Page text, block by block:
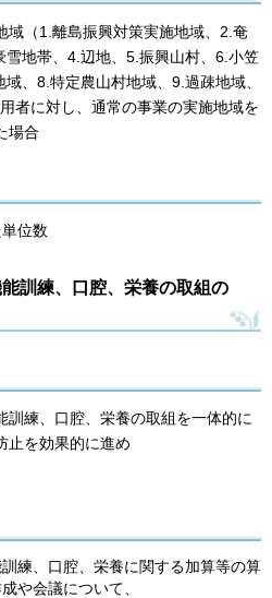
（1.離島振興対策実施地域、2.奄
地帯、4.辺地、5.振興山村、6.小笠
、8.特定農山村地域、9.過疎地域、
者に対し、通常の事業の実施地域を
場合
位数
訓練、口腔、栄養の取組の
練、口腔、栄養の取組を一体的に
止を効果的に進め
練、口腔、栄養に関する加算等の算
や会議について、